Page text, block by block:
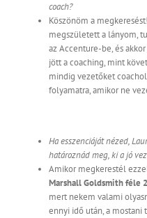
coach?
Köszönöm a
megszületett a lányom,
az Accenture-be, és
jött a coaching, mint
mindig vezetőket
folyamatra, amikor ne
Ha esszenciáját nézed,
határoznád meg, ki a jó
Amikor megkerestél
Marshall Goldsmith féle
mert nekem valami
ennyi idő után, a mostani